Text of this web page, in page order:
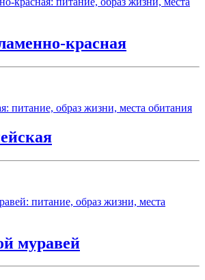
красная
муравей